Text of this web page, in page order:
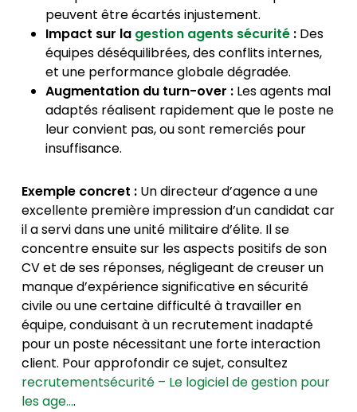
peuvent être écartés injustement.
Impact sur la gestion agents sécurité:Des
équipes déséquilibrées, des conflits internes,
et une performance globale dégradée.
Augmentation du turn-over :Les agents mal
adaptés réalisent rapidement que le poste ne
leur convient pas, ou sont remerciés pour
insuffisance.
Exemple concret :Un directeur d’agence a une
excellente première impression d’un candidat car
il a servi dans une unité militaire d’élite. Il se
concentre ensuite sur les aspects positifs de son
CV et de ses réponses, négligeant de creuser un
manque d’expérience significative en sécurité
civile ou une certaine difficulté à travailler en
équipe, conduisant à un recrutement inadapté
pour un poste nécessitant une forte interaction
client. Pour approfondir ce sujet, consultez
recrutementsécurité – Le logiciel de gestion pour
les age….